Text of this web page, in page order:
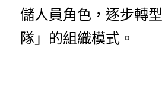
儲人員角色，逐步轉
隊」的組織模式。